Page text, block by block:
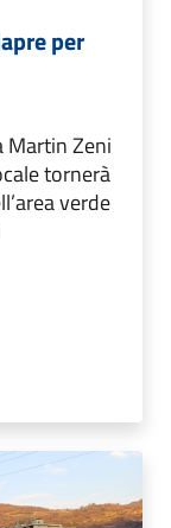
per
Martin Zeni
tornerà
verde